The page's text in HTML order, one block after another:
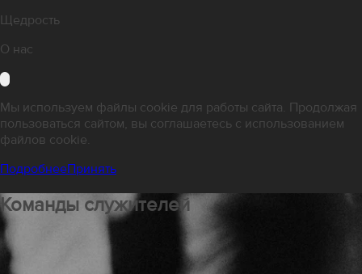
Щедрость
О нас
Мы используем файлы cookie для работы сайта. Продолжая
пользоваться сайтом, вы соглашаетесь с использованием
файлов cookie.
ПодробнееПринять
Команды служителей